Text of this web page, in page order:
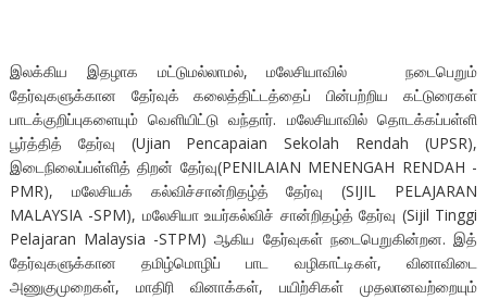
இலக்கிய இதழாக மட்டுமல்லாமல், மலேசியாவில் நடைபெறும்
தேர்வுகளுக்கான தேர்வுக் கலைத்திட்டத்தைப் பின்பற்றிய கட்டுரைகள்
பாடக்குறிப்புகளையும் வெளியிட்டு வந்தார். மலேசியாவில் தொடக்கப்பள்ளி
பூர்த்தித் தேர்வு (Ujian Pencapaian Sekolah Rendah (UPSR),
இடைநிலைப்பள்ளித் திறன் தேர்வு(PENILAIAN MENENGAH RENDAH -
PMR), மலேசியக் கல்விச்சான்றிதழ்த் தேர்வு (SIJIL PELAJARAN
MALAYSIA -SPM), மலேசியா உயர்கல்விச் சான்றிதழ்த் தேர்வு (Sijil Tinggi
Pelajaran Malaysia -STPM) ஆகிய தேர்வுகள் நடைபெறுகின்றன. இத்
தேர்வுகளுக்கான தமிழ்மொழிப் பாட வழிகாட்டிகள், வினாவிடை
அணுகுமுறைகள், மாதிரி வினாக்கள், பயிற்சிகள் முதலானவற்றையும்